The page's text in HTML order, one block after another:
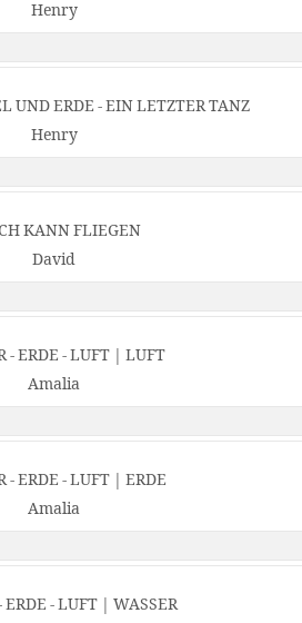
Henry
UND ERDE - EIN LETZTER TANZ
Henry
KANN FLIEGEN
David
- ERDE - LUFT | LUFT
Amalia
- ERDE - LUFT | ERDE
Amalia
ERDE - LUFT | WASSER